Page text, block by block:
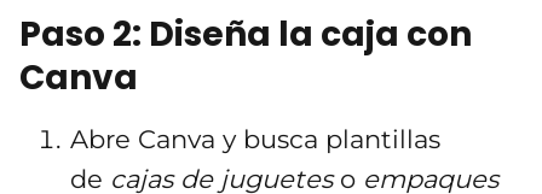
Paso 2: Diseña la caja con
Canva
Abre Canva y busca plantillas
de cajas de jugueteso empaques